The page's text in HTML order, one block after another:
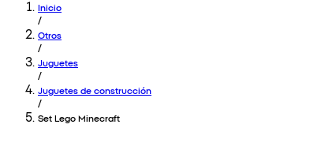
Inicio
/
Otros
/
Juguetes
/
Juguetes de construcción
/
Set Lego Minecraft